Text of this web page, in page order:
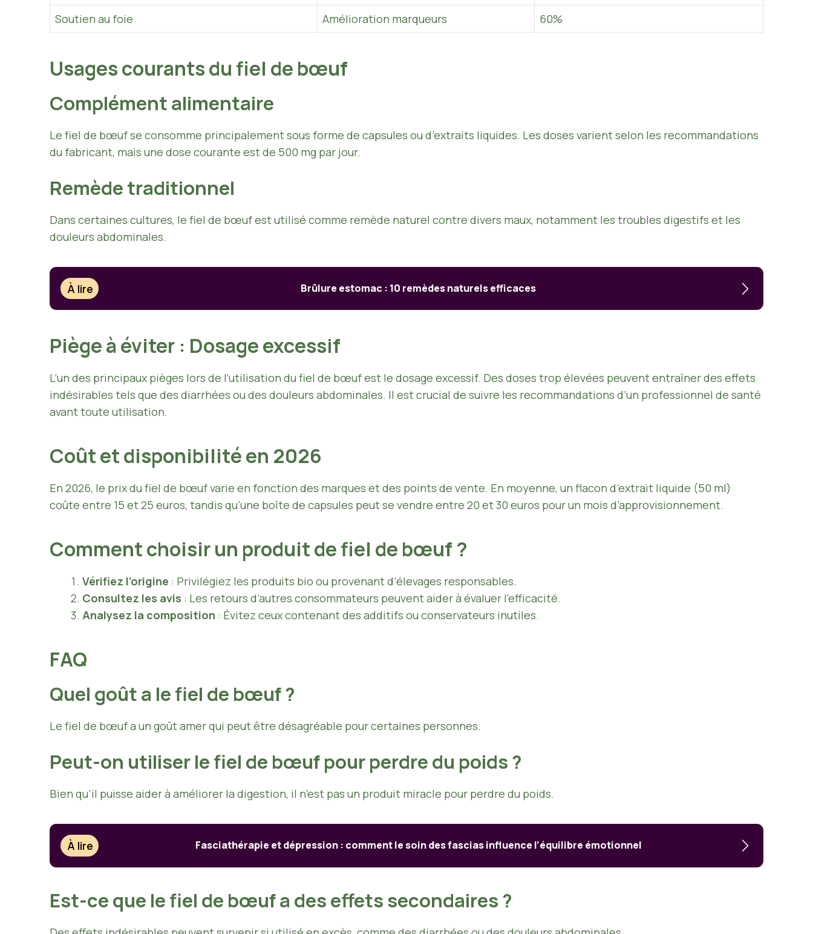
Soutien au foie
Amélioration marqueurs 60%
Usages courants du fiel de bœuf
Complément alimentaire
Le fiel de bœuf se consomme principalement sous forme de capsules ou d’extraits liquides. Les doses varient selon les recommandations
du fabricant, mais une dose courante est de 500 mg par jour.
Remède traditionnel
Dans certaines cultures, le fiel de bœuf est utilisé comme remède naturel contre divers maux, notamment les troubles digestifs et les
douleurs abdominales.
À lire Brûlure estomac : 10 remèdes naturels efficaces
Piège à éviter : Dosage excessif
L’un des principaux pièges lors de l’utilisation du fiel de bœuf est le dosage excessif. Des doses trop élevées peuvent entraîner des effets
indésirables tels que des diarrhées ou des douleurs abdominales. Il est crucial de suivre les recommandations d’un professionnel de santé
avant toute utilisation.
Coût et disponibilité en 2026
En 2026, le prix du fiel de bœuf varie en fonction des marques et des points de vente. En moyenne, un flacon d’extrait liquide (50 ml)
coûte entre 15 et 25 euros, tandis qu’une boîte de capsules peut se vendre entre 20 et 30 euros pour un mois d’approvisionnement.
Comment choisir un produit de fiel de bœuf ?
Vérifiez l’origine : Privilégiez les produits bio ou provenant d’élevages responsables.
Consultez les avis : Les retours d’autres consommateurs peuvent aider à évaluer l’efficacité.
Analysez la composition : Évitez ceux contenant des additifs ou conservateurs inutiles.
FAQ
Quel goût a le fiel de bœuf ?
Le fiel de bœuf a un goût amer qui peut être désagréable pour certaines personnes.
Peut-on utiliser le fiel de bœuf pour perdre du poids ?
Bien qu’il puisse aider à améliorer la digestion, il n’est pas un produit miracle pour perdre du poids.
À lire Fasciathérapie et dépression : comment le soin des fascias influence l’équilibre émotionnel
Est-ce que le fiel de bœuf a des effets secondaires ?